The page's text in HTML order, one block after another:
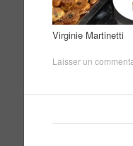
Virginie Martinetti
Laisser un